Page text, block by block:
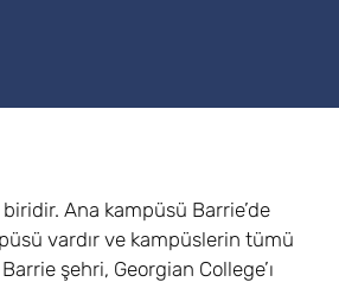
Ana kampüsü Barrie’de
vardır ve kampüslerin tümü
şehri, Georgian College’ı